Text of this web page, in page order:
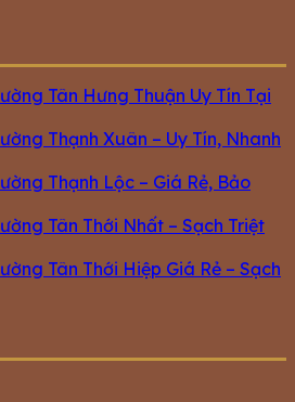
Tân Hưng Thuận Uy Tín Tại
Thạnh Xuân – Uy Tín, Nhanh
Thạnh Lộc – Giá Rẻ, Bảo
Tân Thới Nhất – Sạch Triệt
Tân Thới Hiệp Giá Rẻ – Sạch